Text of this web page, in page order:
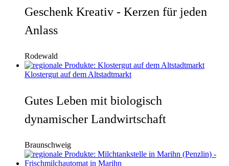
Geschenk Kreativ - Kerzen für jeden
Anlass
Rodewald
Klostergut auf dem Altstadtmarkt
Gutes Leben mit biologisch
dynamischer Landwirtschaft
Braunschweig